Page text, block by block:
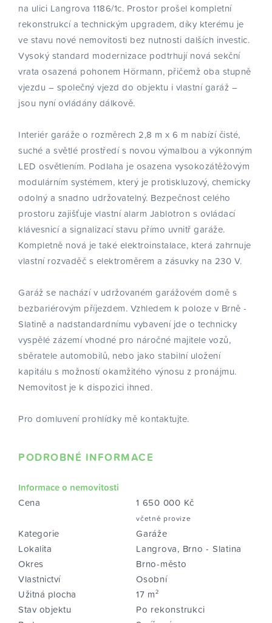
na ulici Langrova 1186/1c. Prostor prošel kompletní
rekonstrukcí a technickým upgradem, díky kterému je
ve stavu nové nemovitosti bez nutnosti dalších investic.
Vysoký standard modernizace podtrhují nová sekční
vrata osazená pohonem Hörmann, přičemž oba stupně
vjezdu – společný vjezd do objektu i vlastní garáž –
jsou nyní ovládány dálkově.
Interiér garáže o rozměrech 2,8 m x 6 m nabízí čisté,
suché a světlé prostředí s novou výmalbou a výkonným
LED osvětlením. Podlaha je osazena vysokozátěžovým
modulárním systémem, který je protiskluzový, chemicky
odolný a snadno udržovatelný. Bezpečnost celého
prostoru zajišťuje vlastní alarm Jablotron s ovládací
klávesnicí a signalizací stavu přímo uvnitř garáže.
Kompletně nová je také elektroinstalace, která zahrnuje
vlastní rozvaděč s elektroměrem a zásuvky na 230 V.
Garáž se nachází v udržovaném garážovém domě s
bezbariérovým příjezdem. Vzhledem k poloze v Brně -
Slatině a nadstandardnímu vybavení jde o technicky
vyspělé zázemí vhodné pro náročné majitele vozů,
sběratele automobilů, nebo jako stabilní uložení
kapitálu s možností okamžitého výnosu z pronájmu.
Nemovitost je k dispozici ihned.
Pro domluvení prohlídky mě kontaktujte.
PODROBNÉ INFORMACE
Informace o nemovitosti
Cena
1 650 000 Kč
včetně provize
Kategorie
Garáže
Lokalita
Langrova, Brno - Slatina
Okres
Brno-město
Vlastnictví
Osobní
Užitná plocha
17 m²
Stav objektu
Po rekonstrukci